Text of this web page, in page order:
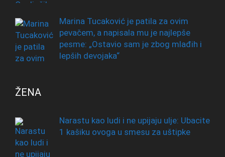
Marina Tucaković je patila za ovim
pevačem, a napisala mu je najlepše
pesme: „Ostavio sam je zbog mlađih i
lepših devojaka“
ŽENA
Narastu kao ludi i ne upijaju ulje: Ubacite
1 kašiku ovoga u smesu za uštipke